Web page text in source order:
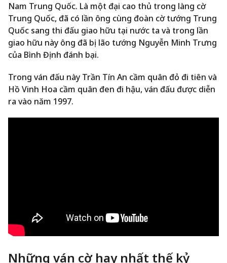
Nam Trung Quốc. Là một đại cao thủ trong làng cờ
Trung Quốc, đã có lần ông cùng đoàn cờ tướng Trung
Quốc sang thi đấu giao hữu tại nước ta và trong lần
giao hữu này ông đã bị lão tướng Nguyễn Minh Trưng
của Bình Định đánh bại.
Trong ván đấu này Trần Tín An cầm quân đỏ đi tiên và
Hồ Vinh Hoa cầm quân đen đi hậu, ván đấu được diễn
ra vào năm 1997.
Những ván cờ hay nhất thế kỷ